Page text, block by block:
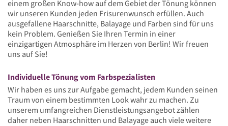
einem großen Know-how auf dem Gebiet der Tönung können
wir unseren Kunden jeden Frisurenwunsch erfüllen. Auch
ausgefallene Haarschnitte, Balayage und Farben sind für uns
kein Problem. Genießen Sie Ihren Termin in einer
einzigartigen Atmosphäre im Herzen von Berlin! Wir freuen
uns auf Sie!
Individuelle Tönung vom Farbspezialisten
Wir haben es uns zur Aufgabe gemacht, jedem Kunden seinen
Traum von einem bestimmten Look wahr zu machen. Zu
unserem umfangreichen Dienstleistungsangebot zählen
daher neben Haarschnitten und Balayage auch viele weitere